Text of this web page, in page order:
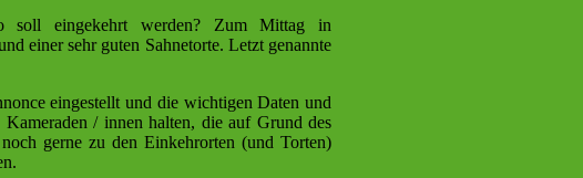
soll eingekehrt werden? Zum Mittag in
einer sehr guten Sahnetorte. Letzt genannte
eingestellt und die wichtigen Daten und
/ innen halten, die auf Grund des
gerne zu den Einkehrorten (und Torten)